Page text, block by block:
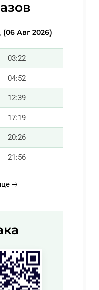
(06 Авг 2026)
03:22
04:52
12:39
17:19
20:26
21:56